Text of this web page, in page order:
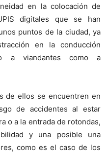
en la colocación de
digitales que se han
puntos de la ciudad, ya
en la conducción
a viandantes como a
de ellos se encuentren en
de accidentes al estar
o a la entrada de rotondas,
y una posible una
como es el caso de los